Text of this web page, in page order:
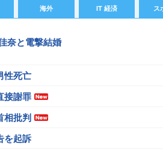
海外 IT 経済 ス
奈と電撃結婚
性死亡
接謝罪
相批判
を起訴